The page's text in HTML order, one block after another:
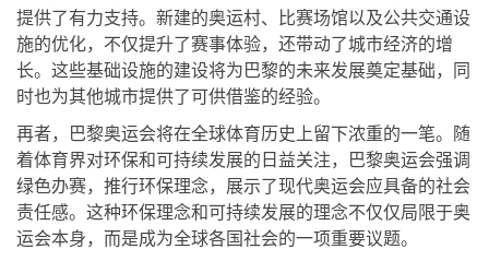
提供了有力支持。新建的奥运村、比赛场馆以及公共交通设
施的优化，不仅提升了赛事体验，还带动了城市经济的增
长。这些基础设施的建设将为巴黎的未来发展奠定基础，同
时也为其他城市提供了可供借鉴的经验。
再者，巴黎奥运会将在全球体育历史上留下浓重的一笔。随
着体育界对环保和可持续发展的日益关注，巴黎奥运会强调
绿色办赛，推行环保理念，展示了现代奥运会应具备的社会
责任感。这种环保理念和可持续发展的理念不仅仅局限于奥
运会本身，而是成为全球各国社会的一项重要议题。